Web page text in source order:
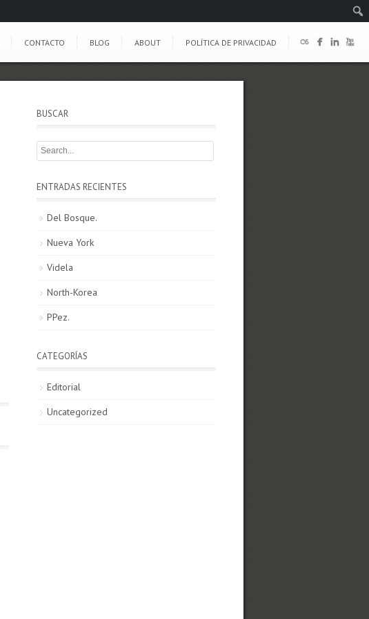
CONTACTO BLOG ABOUT POLÍTICA DE PRIVACIDAD
BUSCAR
ENTRADAS RECIENTES
Del Bosque.
Nueva York
Videla
North-Korea
PPez.
CATEGORÍAS
Editorial
Uncategorized